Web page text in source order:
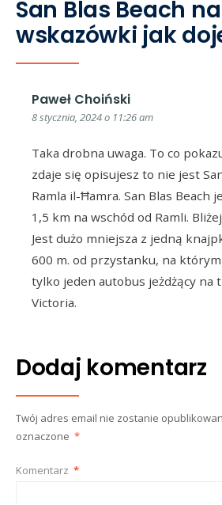
San Blas Beach na
wskazówki jak
Paweł Choiński
8 stycznia, 2024 o 11:26 am
Taka drobna uwaga. To co
zdaje się opisujesz to nie jest
Ramla il-Ħamra. San Blas Beach
1,5 km na wschód od Ramli.
Jest dużo mniejsza z jedną
600 m. od przystanku, na
tylko jeden autobus jeżdżący na
Victoria.
Dodaj komentarz
Twój adres email nie zostanie
oznaczone *
Komentarz *